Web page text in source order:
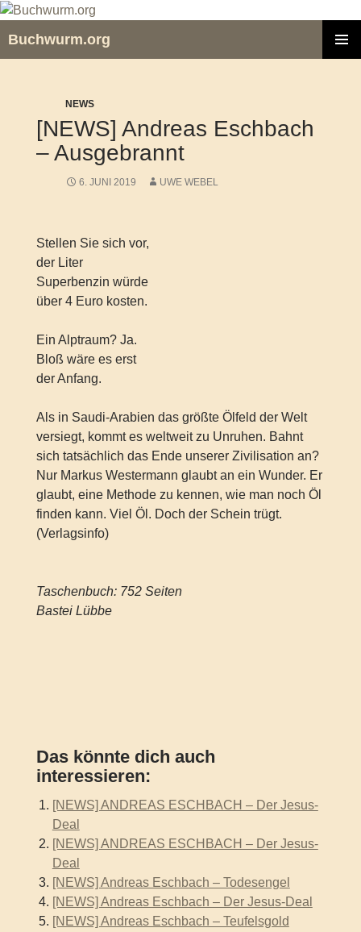
Zum
springen
Buchwurm.org
NEWS
[NEWS] Andreas Eschbach
– Ausgebrannt
6. JUNI 2019 UWE WEBEL
Stellen Sie sich vor,
der Liter
Superbenzin würde
über 4 Euro kosten.
Ein Alptraum? Ja.
Bloß wäre es erst
der Anfang.
Als in Saudi-Arabien das größte Ölfeld der Welt
versiegt, kommt es weltweit zu Unruhen. Bahnt
sich tatsächlich das Ende unserer Zivilisation an?
Nur Markus Westermann glaubt an ein Wunder. Er
glaubt, eine Methode zu kennen, wie man noch Öl
finden kann. Viel Öl. Doch der Schein trügt.
(Verlagsinfo)
Taschenbuch: 752 Seiten
Bastei Lübbe
Das könnte dich auch
interessieren:
[NEWS] ANDREAS ESCHBACH – Der Jesus-
Deal
[NEWS] ANDREAS ESCHBACH – Der Jesus-
Deal
[NEWS] Andreas Eschbach – Todesengel
[NEWS] Andreas Eschbach – Der Jesus-Deal
[NEWS] Andreas Eschbach – Teufelsgold